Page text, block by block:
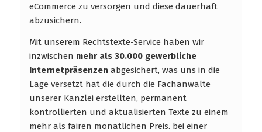
eCommerce zu versorgen und diese dauerhaft
abzusichern.
Mit unserem Rechtstexte-Service haben wir
inzwischen mehr als 30.000 gewerbliche
Internetpräsenzen abgesichert, was uns in die
Lage versetzt hat die durch die Fachanwälte
unserer Kanzlei erstellten, permanent
kontrollierten und aktualisierten Texte zu einem
mehr als fairen monatlichen Preis. bei einer